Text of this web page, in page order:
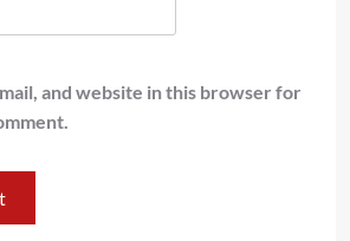
and website in this browser for